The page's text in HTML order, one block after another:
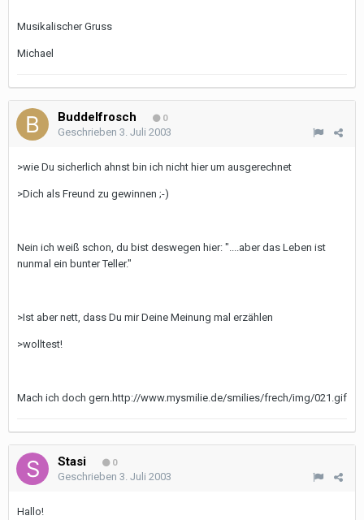
Musikalischer Gruss
Michael
Buddelfrosch 0
Geschrieben 3. Juli 2003
>wie Du sicherlich ahnst bin ich nicht hier um ausgerechnet
>Dich als Freund zu gewinnen ;-)
Nein ich weiß schon, du bist deswegen hier: "....aber das Leben ist
nunmal ein bunter Teller."
>Ist aber nett, dass Du mir Deine Meinung mal erzählen
>wolltest!
Mach ich doch gern.http://www.mysmilie.de/smilies/frech/img/021.gif
Stasi 0
Geschrieben 3. Juli 2003
Hallo!